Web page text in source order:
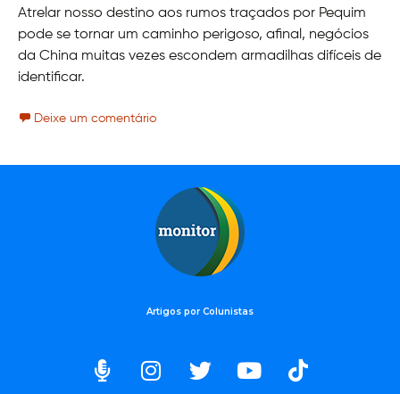
Atrelar nosso destino aos rumos traçados por Pequim
pode se tornar um caminho perigoso, afinal, negócios
da China muitas vezes escondem armadilhas difíceis de
identificar.
Deixe um comentário
Artigos por Colunistas